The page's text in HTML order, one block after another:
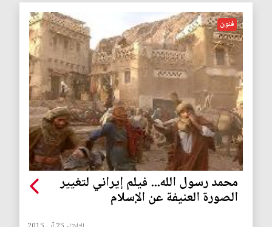
فنون
محمد رسول الله... فيلم إيراني لتغيير
الصورة العنيفة عن الإسلام